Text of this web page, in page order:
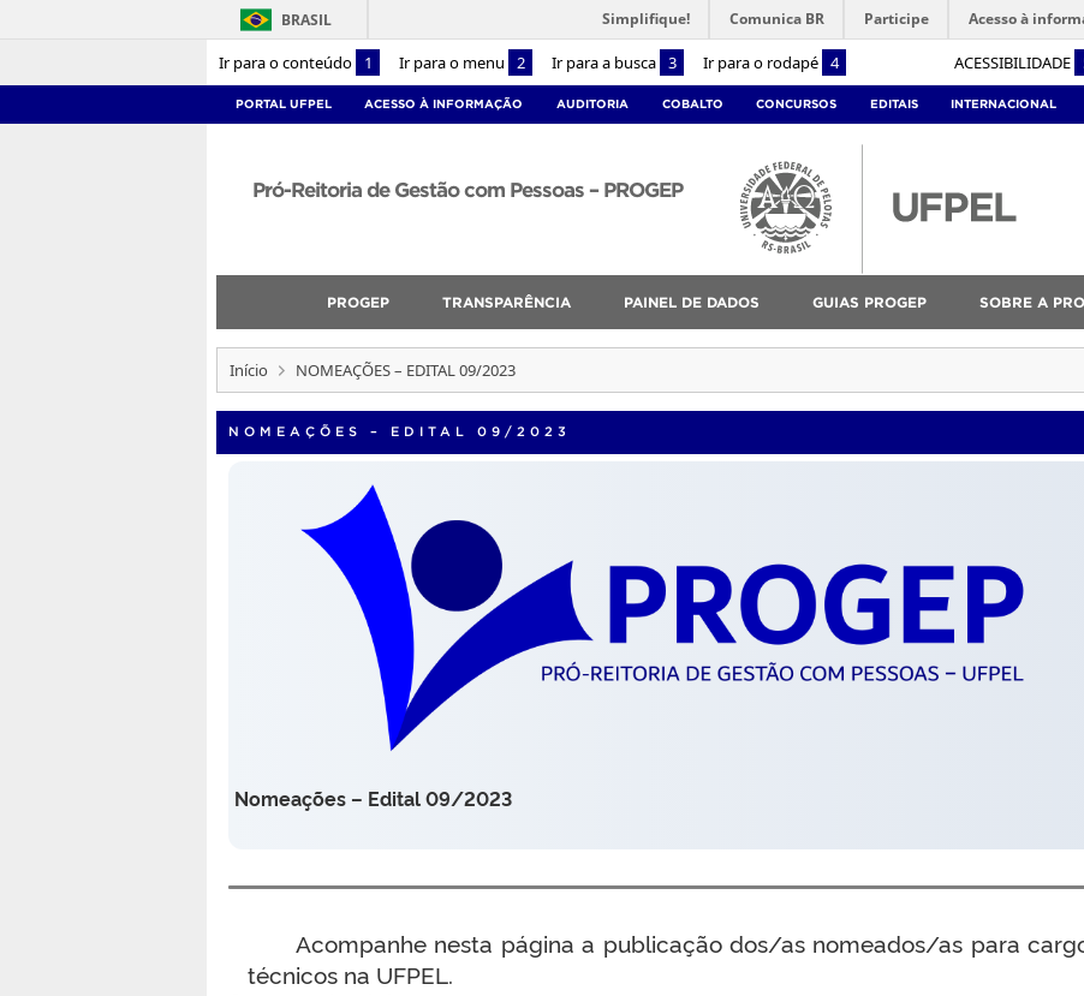
Ir para o conteúdo 1 Ir para o menu 2 Ir para a busca 3 Ir para o rodapé 4 ACESSIBILIDADE
BRASIL Simplifique! Comunica BR Participe Acesso à
PORTAL UFPEL ACESSO À INFORMAÇÃO AUDITORIA COBALTO CONCURSOS EDITAIS INTERNACIONAL
Pró-Reitoria de Gestão com Pessoas – PROGEP
PROGEP TRANSPARÊNCIA PAINEL DE DADOS GUIAS PROGEP SOBRE A
Início NOMEAÇÕES – EDITAL 09/2023
NOMEAÇÕES – EDITAL 09/2023
Nomeações – Edital 09/2023
Acompanhe nesta página a publicação dos/as nomeados/as para
técnicos na UFPEL.